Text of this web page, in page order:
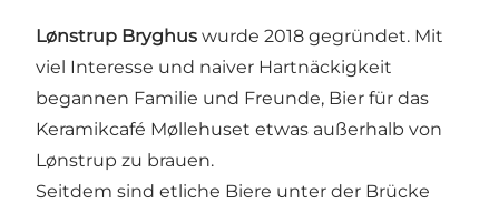
Lønstrup Bryghus wurde 2018 gegründet. Mit
viel Interesse und naiver Hartnäckigkeit
begannen Familie und Freunde, Bier für das
Keramikcafé Møllehuset etwas außerhalb von
Lønstrup zu brauen.
Seitdem sind etliche Biere unter der Brücke